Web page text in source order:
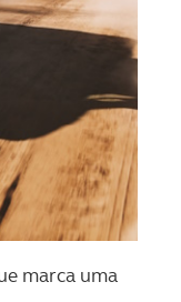
marca uma